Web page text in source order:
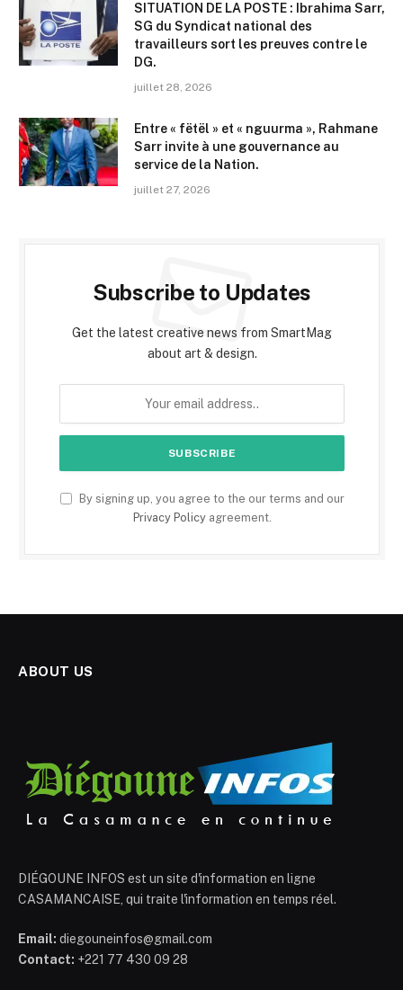
SITUATION DE LA POSTE : Ibrahima Sarr,
SG du Syndicat national des
travailleurs sort les preuves contre le
DG.
juillet 28, 2026
Entre « fëtël » et « nguurma », Rahmane
Sarr invite à une gouvernance au
service de la Nation.
juillet 27, 2026
Subscribe to Updates
Get the latest creative news from SmartMag
about art & design.
By signing up, you agree to the our terms and our
Privacy Policyagreement.
ABOUT US
DIÉGOUNE INFOS est un site d'information en ligne
CASAMANCAISE, qui traite l'information en temps réel.
Email: diegouneinfos@gmail.com
Contact: +221 77 430 09 28